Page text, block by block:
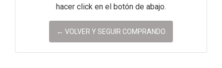
hacer click en el botón de abajo.
← VOLVER Y SEGUIR COMPRANDO